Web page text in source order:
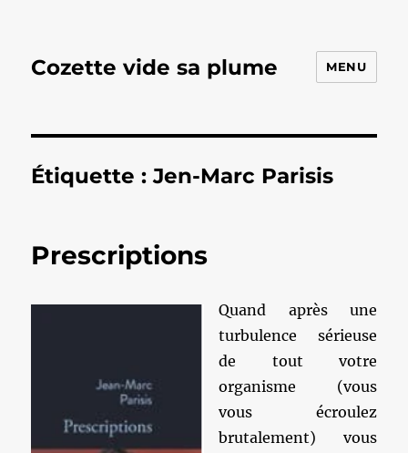
Cozette vide sa plume MENU
Étiquette :Jen-Marc Parisis
Prescriptions
Quand après une
turbulence sérieuse
de tout votre
organisme (vous
vous écroulez
brutalement) vous